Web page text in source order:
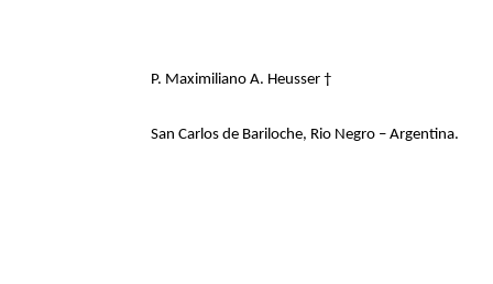
P. Maximiliano A. Heusser †
San Carlos de Bariloche, Rio Negro – Argentina.